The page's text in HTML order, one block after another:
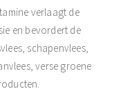
verlaagt de
en bevordert de
schapenvlees,
verse groene